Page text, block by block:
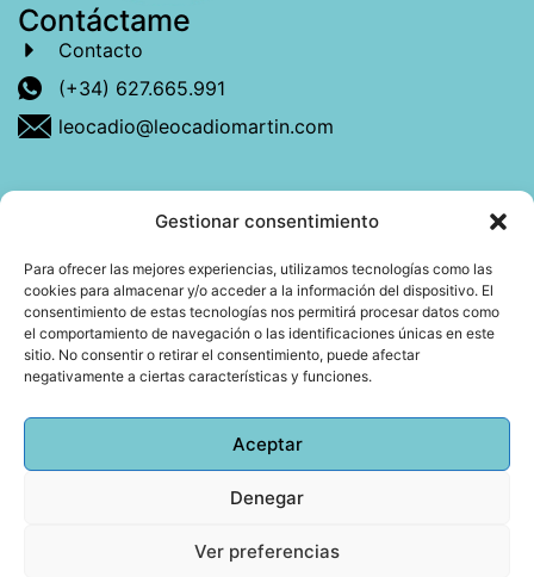
Gestionar consentimiento
Para ofrecer las mejores experiencias, utilizamos tecnologías como las
cookies para almacenar y/o acceder a la información del dispositivo. El
consentimiento de estas tecnologías nos permitirá procesar datos como
el comportamiento de navegación o las identificaciones únicas en este
sitio. No consentir o retirar el consentimiento, puede afectar
negativamente a ciertas características y funciones.
Aceptar
Denegar
Ver preferencias
Contáctame
Contacto
(+34) 627.665.991
leocadio@leocadiomartin.com
Descubre más sobre mí
Mi libro: La felicidad: qué ayuda y qué no.
Blog: Reflexiones que conectan
Agendar cita
Leocadio Martín | DiseñoHuub World